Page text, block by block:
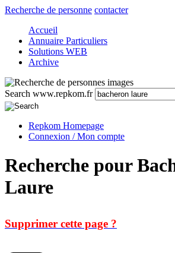
Recherche de personne contacter
Accueil
Annuaire Particuliers
Solutions WEB
Archive
Search www.repkom.fr
Repkom Homepage
Connexion / Mon compte
Recherche pour
Laure
Supprimer cette page ?